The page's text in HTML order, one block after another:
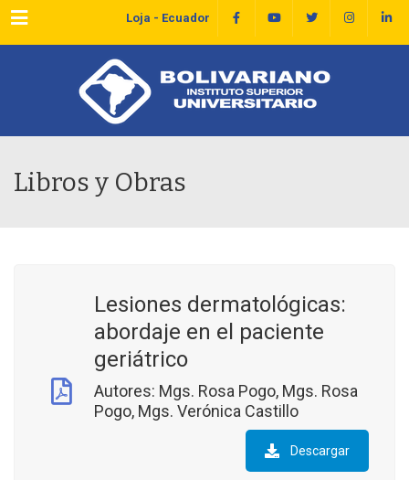
Menu Loja - Ecuador
Libros y Obras
Lesiones dermatológicas:
abordaje en el paciente
geriátrico
Autores: Mgs. Rosa Pogo, Mgs. Rosa
Pogo, Mgs. Verónica Castillo
Descargar